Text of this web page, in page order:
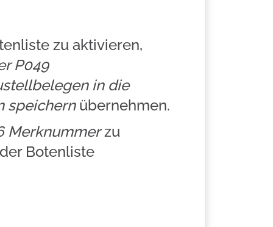
zu aktivieren,
P049
in die
speichernübernehmen.
Merknummerzu
Botenliste